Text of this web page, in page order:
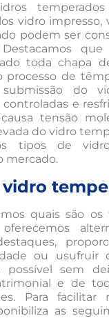
temperados
vidro impresso,
podem ser
toda chapa
processo de
do
e
tensão
do vidro
tipos de
mercado.
vidro
quais são
oferecemos
ou usufruir
possível sem
e de
Para facilitar
as